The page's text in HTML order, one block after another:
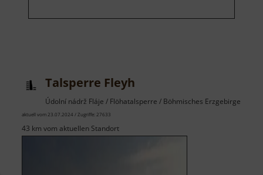
Talsperre Fleyh
Údolní nádrž Fláje / Flöhatalsperre / Böhmisches Erzgebirge
aktuell vom 23.07.2024 / Zugriffe: 27633
43 km vom aktuellen Standort